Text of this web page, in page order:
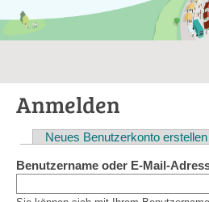
Anmelden
Haupt-
Reiter
Neues Benutzerkonto erstellen
Benutzername oder E-Mail-